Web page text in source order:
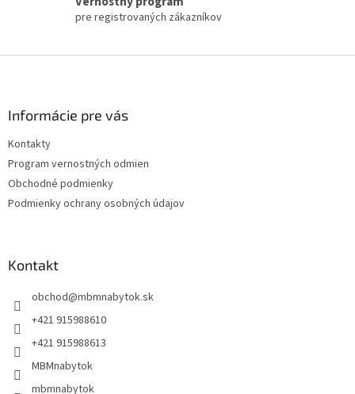
pre registrovaných zákazníkov
Informácie pre vás
Kontakty
Program vernostných odmien
Obchodné podmienky
Podmienky ochrany osobných údajov
Kontakt
obchod@mbmnabytok.sk
+421 915988610
+421 915988613
MBMnabytok
mbmnabytok